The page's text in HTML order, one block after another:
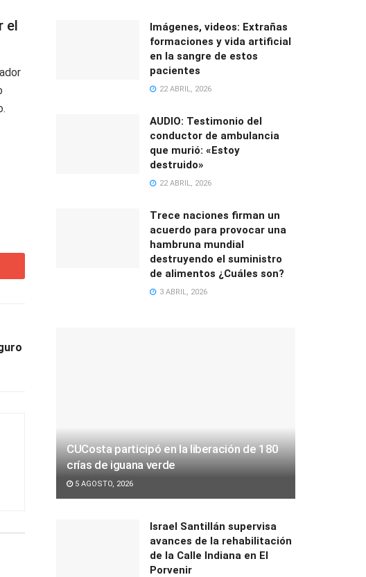
el
Imágenes, videos: Extrañas
formaciones y vida artificial
en la sangre de estos
pacientes
22 ABRIL, 2026
AUDIO: Testimonio del
conductor de ambulancia
que murió: «Estoy
destruido»
22 ABRIL, 2026
Trece naciones firman un
acuerdo para provocar una
hambruna mundial
destruyendo el suministro
de alimentos ¿Cuáles son?
3 ABRIL, 2026
CUCosta participó en la liberación de 180
crías de iguana verde
5 AGOSTO, 2026
Israel Santillán supervisa
avances de la rehabilitación
de la Calle Indiana en El
Porvenir